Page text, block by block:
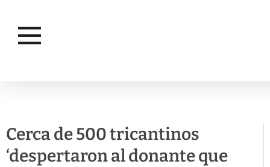
Cerca de 500 tricantinos
‘despertaron al donante que